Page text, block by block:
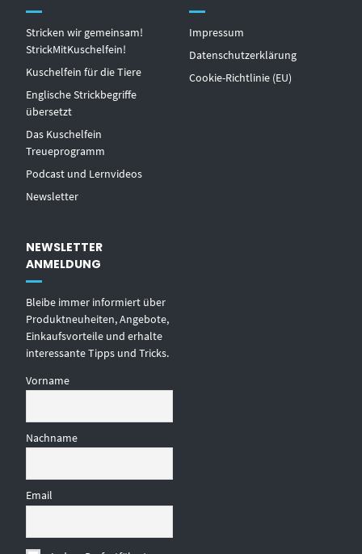
Stricken wir gemeinsam!
StrickMitKuschelfein!
Kuschelfein für die Tiere
Englische Strickbegriffe
übersetzt
Das Kuschelfein
Treueprogramm
Podcast und Lernvideos
Newsletter
Impressum
Datenschutzerklärung
Cookie-Richtlinie (EU)
NEWSLETTER
ANMELDUNG
Bleibe immer informiert über
Produktneuheiten, Angebote,
Einkaufsvorteile und erhalte
interessante Tipps und Tricks.
Vorname
Nachname
Email